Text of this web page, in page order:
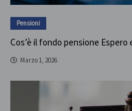
Pensioni
Cos’è il fondo pensione Espero
Marzo 1, 2026